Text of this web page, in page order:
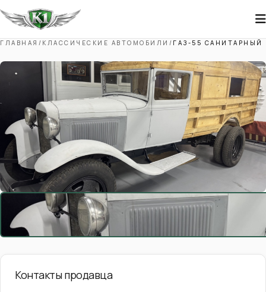
ГЛАВНАЯ / КЛАССИЧЕСКИЕ АВТОМОБИЛИ / ГАЗ-55 САНИТАРНЫЙ
Контакты продавца